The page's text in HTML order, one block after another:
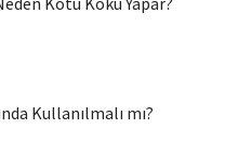
Kullanılmalı mı?